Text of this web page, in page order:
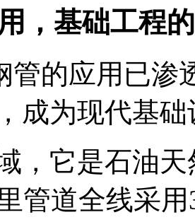
，基础工程
管的应用已渗
成为现代基
，它是石油
管道全线采